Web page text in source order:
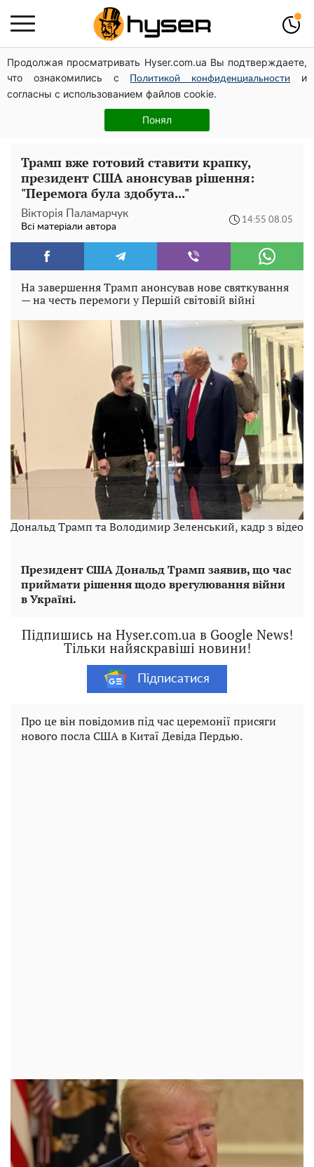
Продолжая просматривать Hyser.com.ua Вы подтверждаете,
что ознакомились с
Политикой конфиденциальности
и
согласны с использованием файлов cookie.
Понял
Олена Тополя злив відео – це далеко не все: фронтмен
"Антитіла" Тарас Тополя став наступним
Весь секрет в одній таблетці аспірину: рецепт хрумкої
та соковитої капусти на зиму. Навіть п'яти банок вам
Трамп вже готовий ставити крапку,
президент США анонсував рішення:
"Перемога була здобута..."
Вікторія Паламарчук
Всі матеріали автора
14:55 08.05
На завершення Трамп анонсував нове святкування
— на честь перемоги у Першій світовій війні
Дональд Трамп та Володимир Зеленський, кадр з відео
Президент США Дональд Трамп заявив, що час
приймати рішення щодо врегулювання війни
в Україні.
Підпишись на Hyser.com.ua в Google News!
Тільки найяскравіші новини!
Підписатися
Про це він повідомив під час церемонії присяги
нового посла США в Китаї Девіда Пердью.